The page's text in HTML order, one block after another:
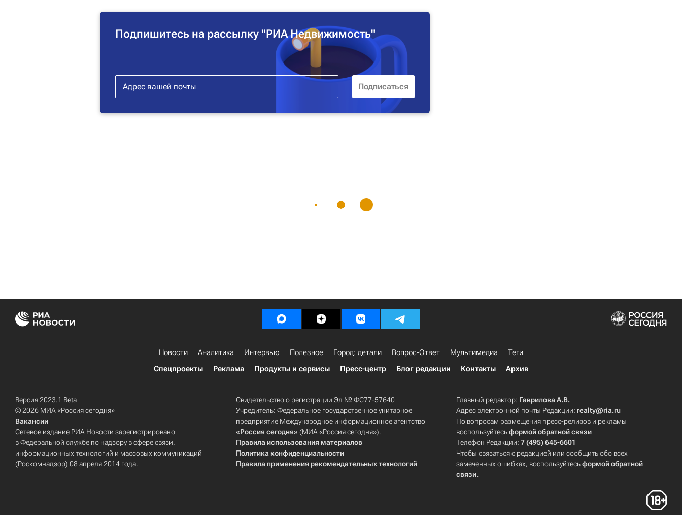
Подпишитесь на рассылку "РИА Недвижимость"
Новости Аналитика Интервью Полезное Город: детали Вопрос-Ответ Мультимедиа
Теги
Спецпроекты
Реклама Продукты и сервисы Пресс-центр Блог редакции Контакты Архив
Версия 2023.1 Beta
© 2026 МИА «Россия сегодня»
Вакансии
Сетевое издание РИА Новости зарегистрировано
в Федеральной службе по надзору в сфере связи,
информационных технологий и массовых коммуникаций
(Роскомнадзор) 08 апреля 2014 года.
Свидетельство о регистрации Эл № ФС77-57640
Учредитель: Федеральное государственное унитарное
предприятие Международное информационное агентство
«Россия сегодня» (МИА «Россия сегодня»).
Правила использования материалов
Политика конфиденциальности
Правила применения рекомендательных технологий
Главный редактор: Гаврилова А.В.
Адрес электронной почты Редакции: realty@ria.ru
По вопросам размещения пресс-релизов и рекламы
воспользуйтесьформой обратной связи
Телефон Редакции:7 (495) 645-6601
Чтобы связаться с редакцией или сообщить обо всех
замеченных ошибках, воспользуйтесьформой обратной
связи.